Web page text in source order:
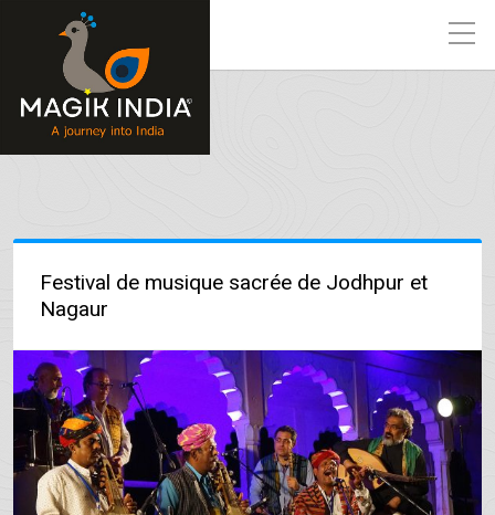
Festival de musique sacrée de Jodhpur et
Nagaur